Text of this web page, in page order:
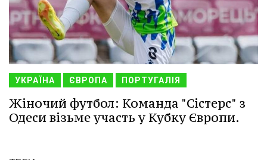
УКРАЇНА ЄВРОПА ПОРТУГАЛІЯ
Жіночий футбол: Команда "Сістерс" з
Одеси візьме участь у Кубку Європи.